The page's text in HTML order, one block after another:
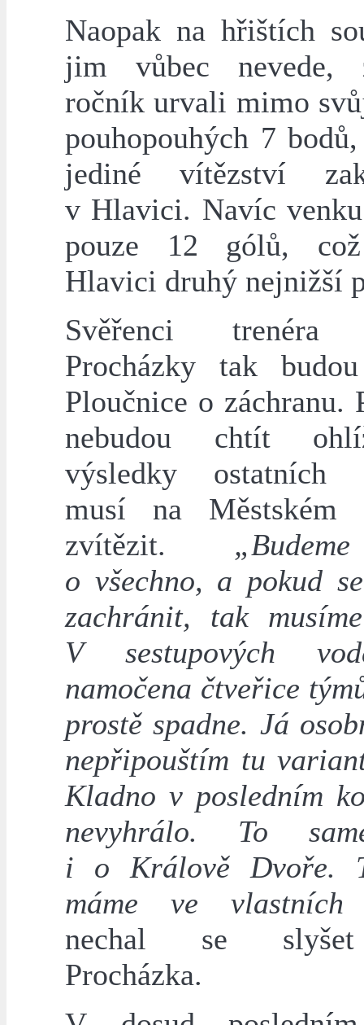
Naopak na hřištích
jim vůbec nevede,
ročník urvali mimo
pouhopouhých 7
jediné vítězství
v Hlavici. Navíc
pouze 12 gólů,
Hlavici druhý nejnižší
Svěřenci trenéra
Procházky tak
Ploučnice o záchranu.
nebudou chtít
výsledky ostatních
musí na Městském
zvítězit.
o všechno, a pokud
zachránit, tak
V sestupových
namočena čtveřice
prostě spadne. Já
nepřipouštím tu
Kladno v posledním
nevyhrálo. To
i o Králově Dvoře.
máme ve vlastních
nechal se
Procházka.